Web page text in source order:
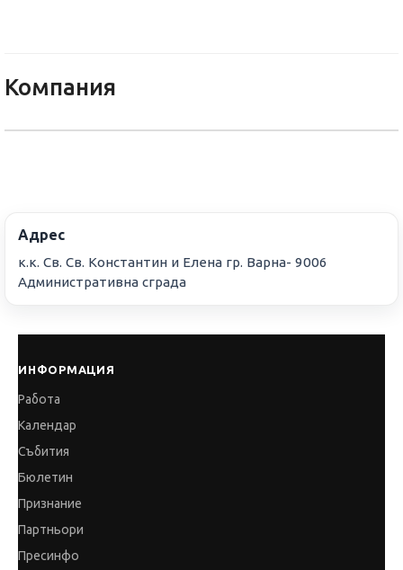
Компания
Адрес
к.к. Св. Св. Константин и Елена гр. Варна- 9006
Административна сграда
ИНФОРМАЦИЯ
Работа
Календар
Събития
Бюлетин
Признание
Партньори
Пресинфо